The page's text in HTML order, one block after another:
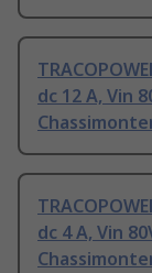
dc 12 A, Vin
dc 4 A, Vin